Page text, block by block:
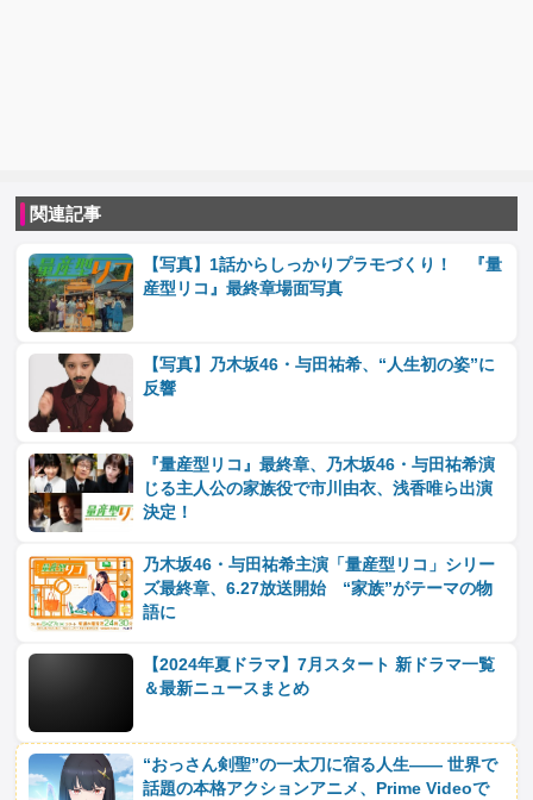
関連記事
【写真】1話からしっかりプラモづくり！ 『量
産型リコ』最終章場面写真
【写真】乃木坂46・与田祐希、“人生初の姿”に
反響
『量産型リコ』最終章、乃木坂46・与田祐希演
じる主人公の家族役で市川由衣、浅香唯ら出演
決定！
乃木坂46・与田祐希主演「量産型リコ」シリー
ズ最終章、6.27放送開始 “家族”がテーマの物
語に
【2024年夏ドラマ】7月スタート 新ドラマ一覧
＆最新ニュースまとめ
“おっさん剣聖”の一太刀に宿る人生―― 世界で
話題の本格アクションアニメ、Prime Videoで